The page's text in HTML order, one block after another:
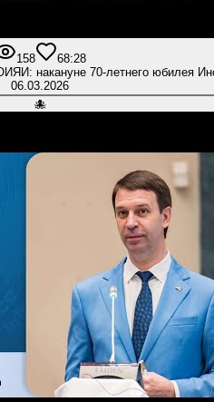
158 68:28
накануне 70-летнего юбилея
06.03.2026
🐙